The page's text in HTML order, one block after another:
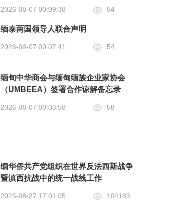
2026-08-07 00:09:38 54
缅泰两国领导人联合声明
2026-08-07 00:07:41 54
缅甸中华商会与缅甸缅族企业家协会
（UMBEEA）签署合作谅解备忘录
2026-08-07 00:03:58 58
缅华侨共产党组织在世界反法西斯战争
暨滇西抗战中的统一战线​工作
2025-08-27 17:01:05 104183